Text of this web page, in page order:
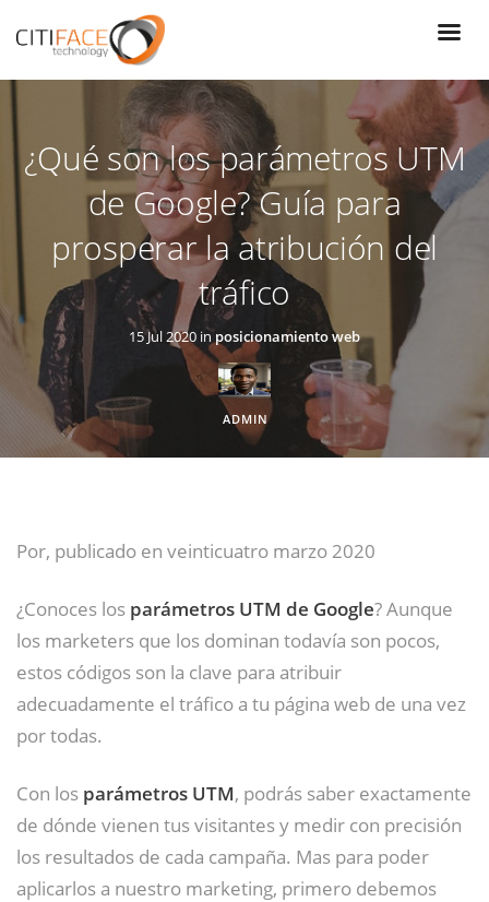
contenido
¿Qué son los parámetros UTM
de Google? Guía para
prosperar la atribución del
tráfico
15 Jul 2020 inposicionamiento web
ADMIN
Por, publicado en veinticuatro marzo 2020
¿Conoces los parámetros UTM de Google? Aunque
los marketers que los dominan todavía son pocos,
estos códigos son la clave para atribuir
adecuadamente el tráfico a tu página web de una vez
por todas.
Con los parámetros UTM, podrás saber exactamente
de dónde vienen tus visitantes y medir con precisión
los resultados de cada campaña. Mas para poder
aplicarlos a nuestro marketing, primero debemos